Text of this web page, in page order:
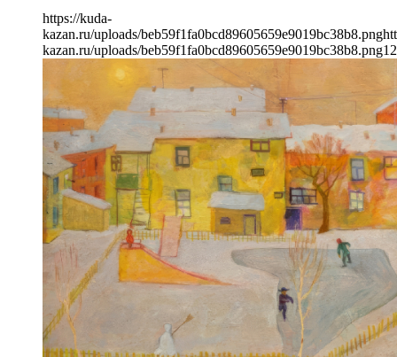
https://kuda-
kazan.ru/uploads/beb59f1fa0bcd89605659e9019bc38b8.png
kazan.ru/uploads/beb59f1fa0bcd89605659e9019bc38b8.png